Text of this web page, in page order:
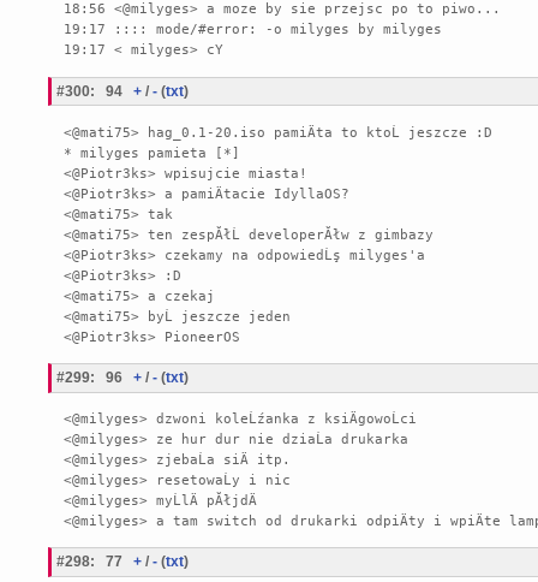
18:56 <@milyges> a moze by sie przejsc po to piwo...
19:17 :::: mode/#error: -o milyges by milyges
19:17 < milyges> cY
#300: 94 + / - (txt)
<@mati75> hag_0.1-20.iso pamiÄta to ktoĹ jeszcze :D
* milyges pamieta [*]
<@Piotr3ks> wpisujcie miasta!
<@Piotr3ks> a pamiÄtacie IdyllaOS?
<@mati75> tak
<@mati75> ten zespĂłĹ developerĂłw z gimbazy
<@Piotr3ks> czekamy na odpowiedĹş milyges'a
<@Piotr3ks> :D
<@mati75> a czekaj
<@mati75> byĹ jeszcze jeden
<@Piotr3ks> PioneerOS
#299: 96 + / - (txt)
<@milyges> dzwoni koleĹźanka z ksiÄgowoĹci
<@milyges> ze hur dur nie dziaĹa drukarka
<@milyges> zjebaĹa siÄ itp.
<@milyges> resetowaĹy i nic
<@milyges> myĹlÄ pĂłjdÄ
#298: 77 + / - (txt)